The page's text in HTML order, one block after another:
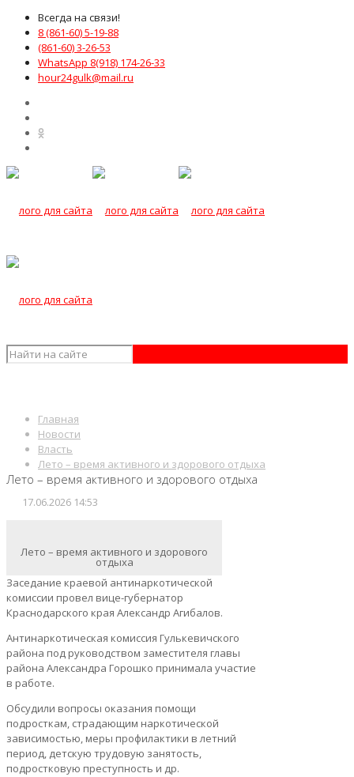
Всегда на связи!
8 (861-60) 5-19-88
(861-60) 3-26-53
WhatsApp 8(918) 174-26-33
hour24gulk@mail.ru
Главная
Новости
Власть
Лето – время активного и здорового отдыха
Лето – время активного и здорового отдыха
17.06.2026 14:53
Лето – время активного и здорового
отдыха
Заседание краевой антинаркотической
комиссии провел вице-губернатор
Краснодарского края Александр Агибалов.
Антинаркотическая комиссия Гулькевичского
района под руководством заместителя главы
района Александра Горошко принимала участие
в работе.
Обсудили вопросы оказания помощи
подросткам, страдающим наркотической
зависимостью, меры профилактики в летний
период, детскую трудовую занятость,
подростковую преступность и др.